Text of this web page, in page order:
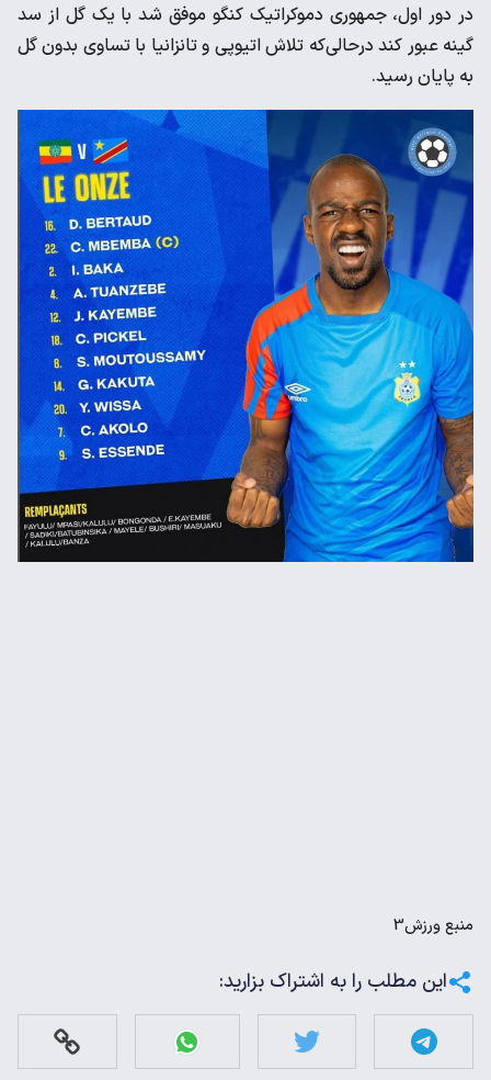
در دور اول، جمهوری دموکراتیک کنگو موفق شد با یک گل از سد
گینه عبور کند درحالی‌که تلاش اتیوپی و تانزانیا با تساوی بدون گل
به پایان رسید.
منبعورزش3
این مطلب را به اشتراک بزارید: